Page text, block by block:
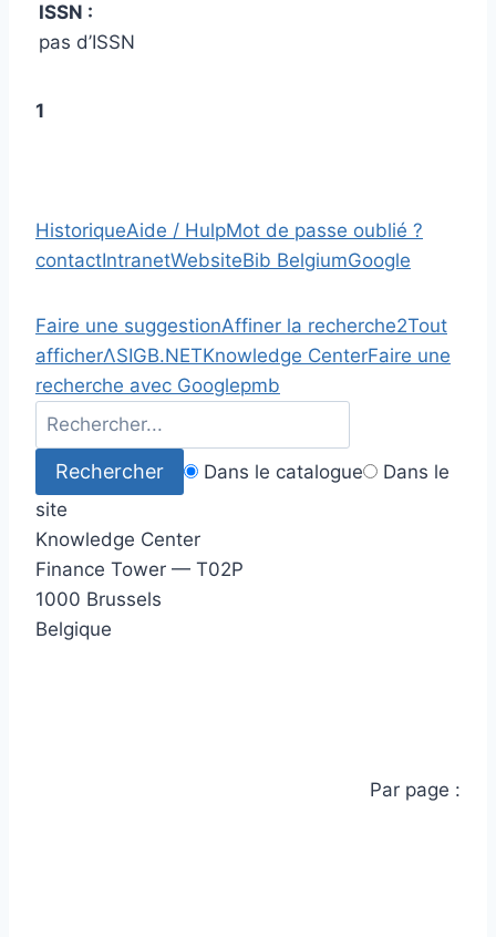
ISSN :
pas d’ISSN
1
HistoriqueAide / HulpMot de passe oublié ?
contactIntranetWebsiteBib BelgiumGoogle
Faire une suggestionAffiner la recherche2Tout
afficherΛSIGB.NETKnowledge CenterFaire une
recherche avec Googlepmb
Dans le catalogue
Dans le
site
Knowledge Center
Finance Tower — T02P
1000 Brussels
Belgique
Par page :